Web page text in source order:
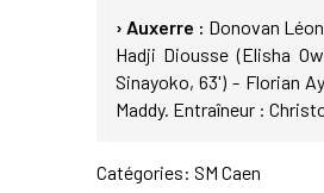
› Auxerre : Donovan
Hadji Diousse (Elisha
Sinayoko, 63') - Florian
Maddy. Entraîneur :
Catégories: SM Caen